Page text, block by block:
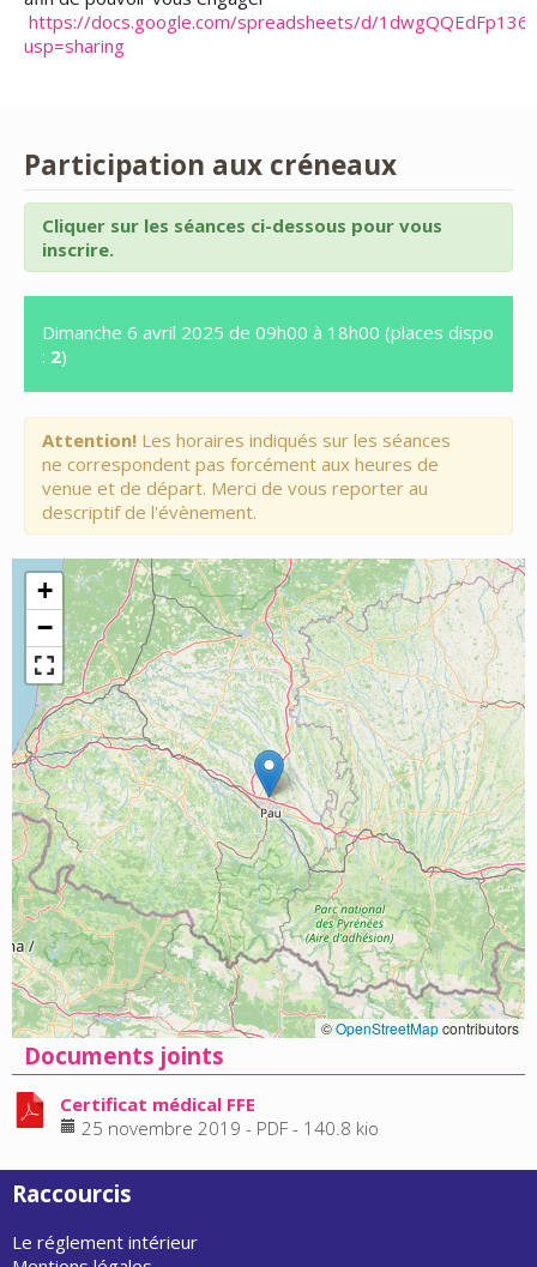
https://docs.google.com/spreadsheets/d/
usp=sharing
Participation aux créneaux
Cliquer sur les séances ci-dessous pour vous
inscrire.
Dimanche 6 avril 2025 de 09h00 à 18h00 (places dispo
: 2)
Attention! Les horaires indiqués sur les séances
ne correspondent pas forcément aux heures de
venue et de départ. Merci de vous reporter au
descriptif de l'évènement.
+
−
©OpenStreetMapcontributors
Documents joints
Certificat médical FFE
25 novembre 2019 - PDF - 140.8 kio
Raccourcis
Le réglement intérieur